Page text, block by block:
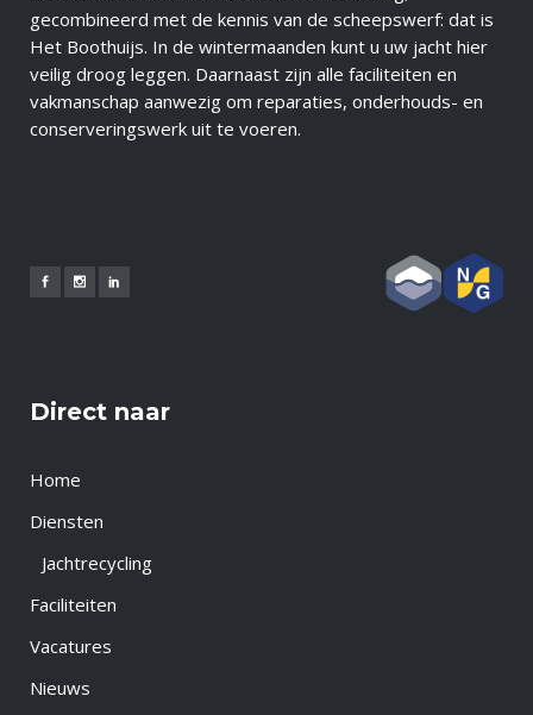
gecombineerd met de kennis van de scheepswerf: dat is
Het Boothuijs. In de wintermaanden kunt u uw jacht hier
veilig droog leggen. Daarnaast zijn alle faciliteiten en
vakmanschap aanwezig om reparaties, onderhouds- en
conserveringswerk uit te voeren.
Direct naar
Home
Diensten
Jachtrecycling
Faciliteiten
Vacatures
Nieuws